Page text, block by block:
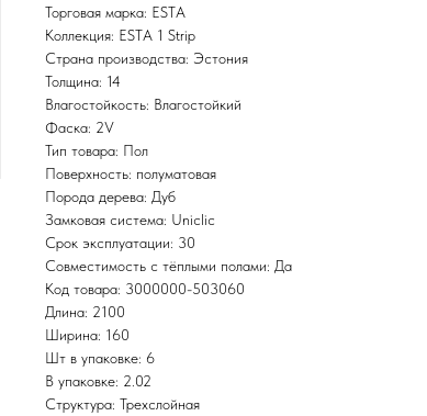
Торговая марка: ESTA
Коллекция: ESTA 1 Strip
Страна производства: Эстония
Толщина: 14
Влагостойкость: Влагостойкий
Фаска: 2V
Тип товара: Пол
Поверхность: полуматовая
Порода дерева: Дуб
Замковая система: Uniclic
Срок эксплуатации: 30
Совместимость с тёплыми полами: Да
Код товара: 3000000-503060
Длина: 2100
Ширина: 160
Шт в упаковке: 6
В упаковке: 2.02
Структура: Трехслойная